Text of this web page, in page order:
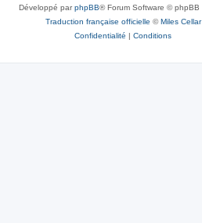
Développé parphpBB® Forum Software © phpBB
Traduction française officielle ©Miles Cellar
Confidentialité | Conditions